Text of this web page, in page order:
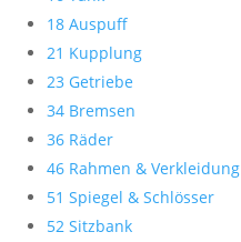
18 Auspuff
21 Kupplung
23 Getriebe
34 Bremsen
36 Räder
46 Rahmen & Verkleidung
51 Spiegel & Schlösser
52 Sitzbank